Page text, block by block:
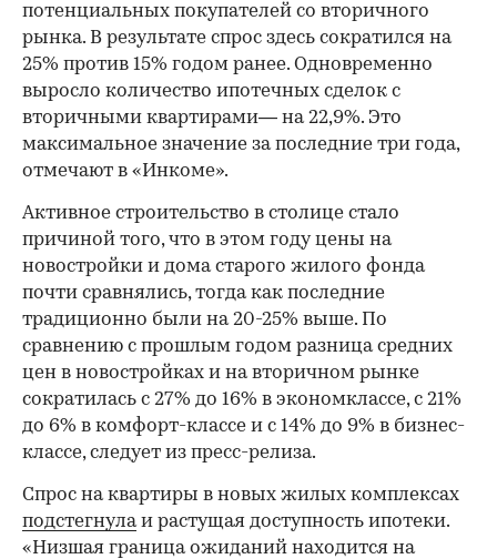
потенциальных покупателей со вторичного
рынка. В результате спрос здесь сократился на
25% против 15% годом ранее. Одновременно
выросло количество ипотечных сделок с
вторичными квартирами— на 22,9%. Это
максимальное значение за последние три года,
отмечают в «Инкоме».
Активное строительство в столице стало
причиной того, что в этом году цены на
новостройки и дома старого жилого фонда
почти сравнялись, тогда как последние
традиционно были на 20-25% выше. По
сравнению с прошлым годом разница средних
цен в новостройках и на вторичном рынке
сократилась с 27% до 16% в экономклассе, с 21%
до 6% в комфорт-классе и с 14% до 9% в бизнес-
классе, следует из пресс-релиза.
Спрос на квартиры в новых жилых комплексах
подстегнулаи растущая доступность ипотеки.
«Низшая граница ожиданий находится на